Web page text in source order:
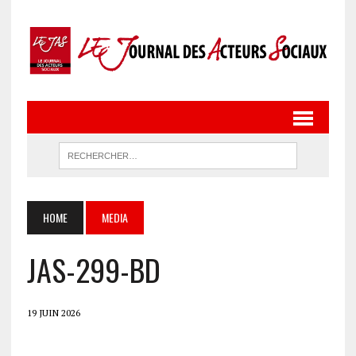
HOME MEDIA
JAS-299-BD
19 JUIN 2026